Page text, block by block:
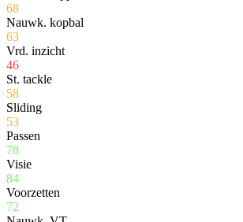
68
Nauwk. kopbal
63
Vrd. inzicht
46
St. tackle
58
Sliding
53
Passen
78
Visie
84
Voorzetten
72